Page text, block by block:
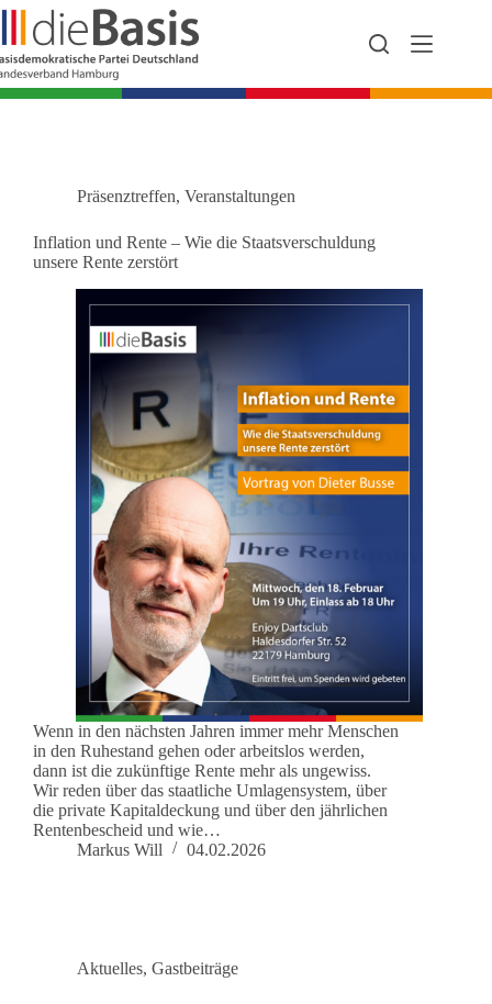
Zum
Inhalt
springen
Präsenztreffen, Veranstaltungen
Inflation und Rente – Wie die Staatsverschuldung
unsere Rente zerstört
Wenn in den nächsten Jahren immer mehr Menschen
in den Ruhestand gehen oder arbeitslos werden,
dann ist die zukünftige Rente mehr als ungewiss.
Wir reden über das staatliche Umlagensystem, über
die private Kapitaldeckung und über den jährlichen
Rentenbescheid und wie…
Markus Will
04.02.2026
Aktuelles, Gastbeiträge